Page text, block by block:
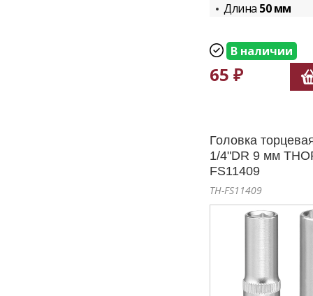
Длина 50 мм
В наличии
65 ₽
Головка
1/4"DR 9 мм
FS11409
TH-FS11409